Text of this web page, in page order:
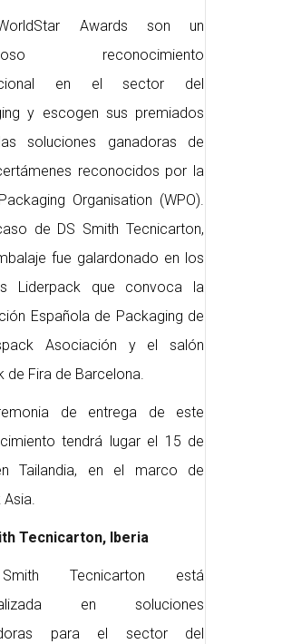
Awards son un
reconocimiento
en el sector del
y escogen sus premiados
soluciones ganadoras de
reconocidos por la
Organisation (WPO).
de DS Smith Tecnicarton,
fue galardonado en los
Liderpack que convoca la
Española de Packaging de
Asociación y el salón
de Fira de Barcelona.
de entrega de este
tendrá lugar el 15 de
Tailandia, en el marco de
Asia.
Tecnicarton, Iberia
Tecnicarton está
en soluciones
para el sector del